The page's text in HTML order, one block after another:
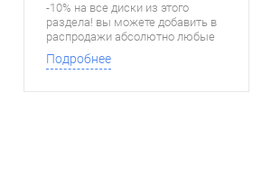
-10% на все диски из этого
раздела! вы можете добавить в
распродажи абсолютно любые
товары тем самым создав
посадочные страницы
Подробнее